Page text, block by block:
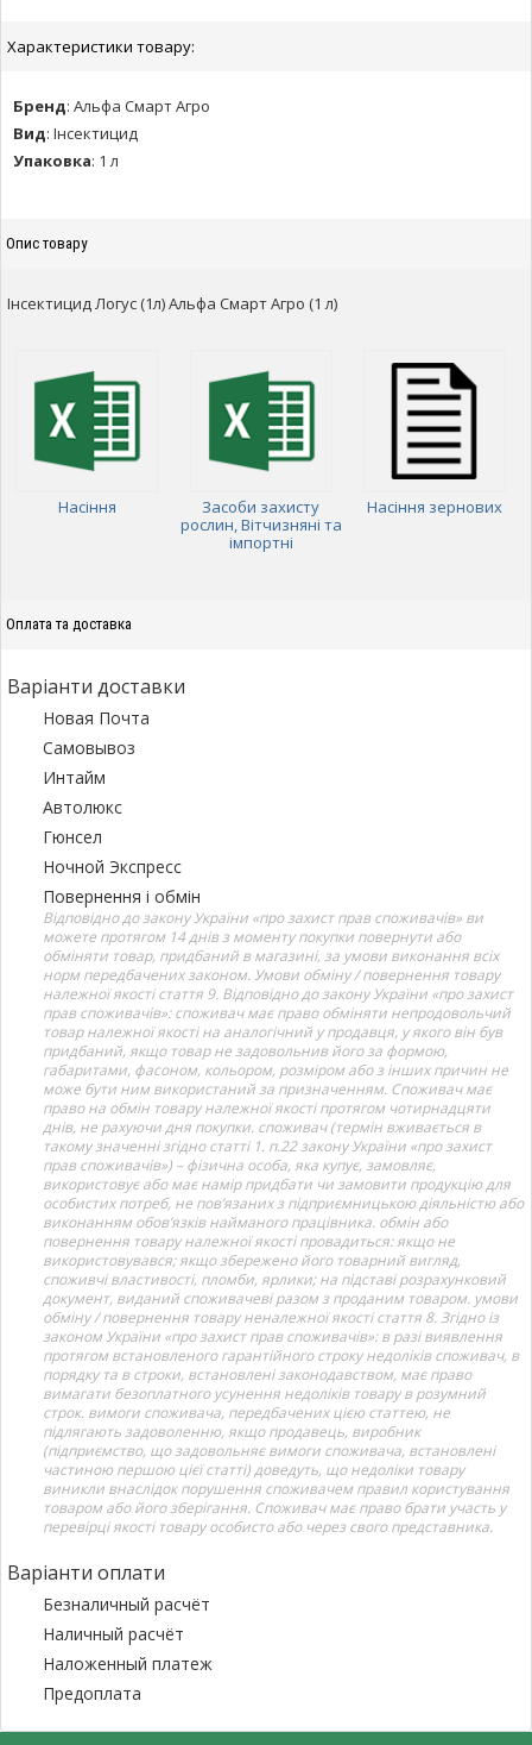
Характеристики товару:
Бренд: Альфа Смарт Агро
Вид: Інсектицид
Упаковка: 1 л
Опис товару
Інсектицид Логус (1л) Альфа Смарт Агро (1 л)
Насіння
Засоби захисту
рослин, Вітчизняні та
імпортні
Насіння зернових
Оплата та доставка
Варіанти доставки
Новая Почта
Самовывоз
Интайм
Автолюкс
Гюнсел
Ночной Экспресс
Повернення і обмін
Відповідно до закону України «про захист прав споживачів» ви
можете протягом 14 днів з моменту покупки повернути або
обміняти товар, придбаний в магазині, за умови виконання всіх
норм передбачених законом. Умови обміну / повернення товару
належної якості стаття 9. Відповідно до закону України «про захист
прав споживачів»: споживач має право обміняти непродовольчий
товар належної якості на аналогічний у продавця, у якого він був
придбаний, якщо товар не задовольнив його за формою,
габаритами, фасоном, кольором, розміром або з інших причин не
може бути ним використаний за призначенням. Споживач має
право на обмін товару належної якості протягом чотирнадцяти
днів, не рахуючи дня покупки. споживач (термін вживається в
такому значенні згідно статті 1. п.22 закону України «про захист
прав споживачів») – фізична особа, яка купує, замовляє,
використовує або має намір придбати чи замовити продукцію для
особистих потреб, не пов’язаних з підприємницькою діяльністю або
виконанням обов’язків найманого працівника. обмін або
повернення товару належної якості провадиться: якщо не
використовувався; якщо збережено його товарний вигляд,
споживчі властивості, пломби, ярлики; на підставі розрахунковий
документ, виданий споживачеві разом з проданим товаром. умови
обміну / повернення товару неналежної якості стаття 8. Згідно із
законом України «про захист прав споживачів»: в разі виявлення
протягом встановленого гарантійного строку недоліків споживач, в
порядку та в строки, встановлені законодавством, має право
вимагати безоплатного усунення недоліків товару в розумний
строк. вимоги споживача, передбачених цією статтею, не
підлягають задоволенню, якщо продавець, виробник
(підприємство, що задовольняє вимоги споживача, встановлені
частиною першою цієї статті) доведуть, що недоліки товару
виникли внаслідок порушення споживачем правил користування
товаром або його зберігання. Споживач має право брати участь у
перевірці якості товару особисто або через свого представника.
Варіанти оплати
Безналичный расчёт
Наличный расчёт
Наложенный платеж
Предоплата